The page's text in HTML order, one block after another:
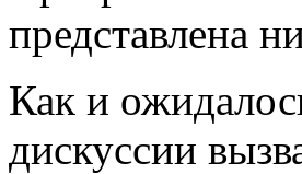
представлена
Как и
дискуссии